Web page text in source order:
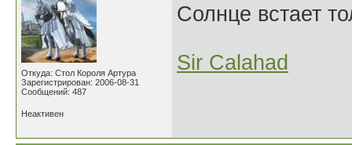
Откуда: Стол Короля Артура
Зарегистрирован: 2006-08-31
Сообщений: 487
Солнце встает
Sir Calahad
Неактивен